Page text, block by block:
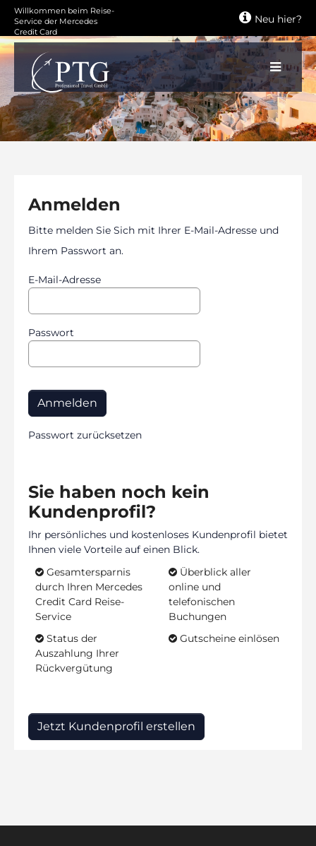
Zum
Hauptinhalt
springen
Willkommen beim Reise-
Service der Mercedes
Credit Card
Neu hier?
Anmelden
Bitte melden Sie Sich mit Ihrer E-Mail-Adresse und
Ihrem Passwort an.
E-Mail-Adresse
Passwort
Passwort zurücksetzen
Sie haben noch kein
Kundenprofil?
Ihr persönliches und kostenloses Kundenprofil bietet
Ihnen viele Vorteile auf einen Blick.
Gesamtersparnis
durch Ihren Mercedes
Credit Card Reise-
Service
Überblick aller
online und
telefonischen
Buchungen
Status der
Auszahlung Ihrer
Rückvergütung
Gutscheine einlösen
Jetzt Kundenprofil erstellen